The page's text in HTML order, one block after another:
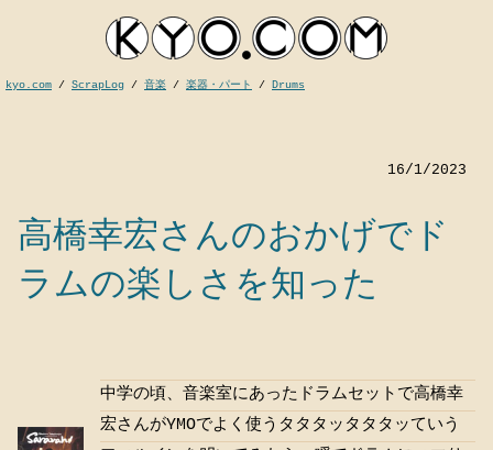
kyo.com / ScrapLog / 音楽 / 楽器・パート / Drums
16/1/2023
高橋幸宏さんのおかげでド
ラムの楽しさを知った
中学の頃、音楽室にあったドラムセットで高橋幸
宏さんがYMOでよく使うタタタッタタタッていう